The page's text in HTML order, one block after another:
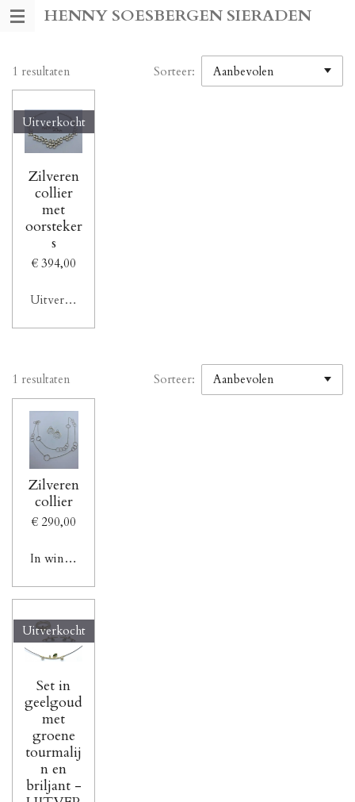
Ga
de
HENNY SOESBERGEN SIERADEN
1 resultaten Sorteer:
Uitverkocht
Zilveren
collier
met
oorsteker
s
€ 394,00
Uitverkocht
1 resultaten Sorteer:
Zilveren
collier
€ 290,00
In winkelwagen
Uitverkocht
Set in
geelgoud
met
groene
tourmalij
n en
briljant -